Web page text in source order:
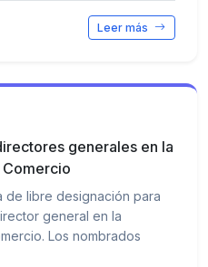
Leer más
generales en la
de libre designación para
general en la
Los nombrados